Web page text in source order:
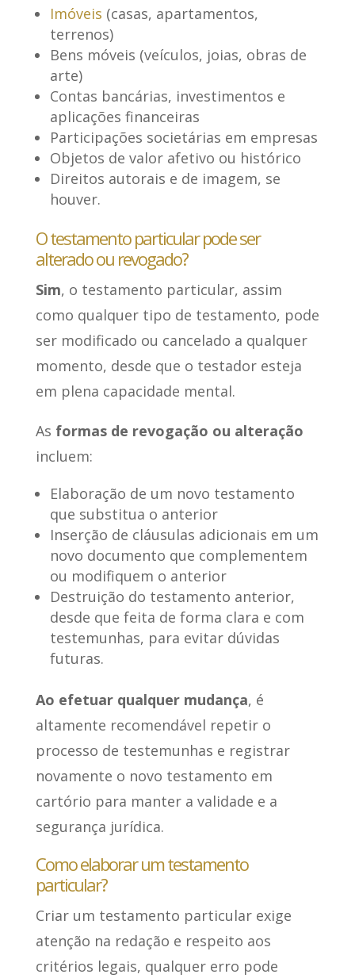
Imóveis (casas, apartamentos,
terrenos)
Bens móveis (veículos, joias, obras de
arte)
Contas bancárias, investimentos e
aplicações financeiras
Participações societárias em empresas
Objetos de valor afetivo ou histórico
Direitos autorais e de imagem, se
houver.
O testamento particular pode ser
alterado ou revogado?
Sim, o testamento particular, assim
como qualquer tipo de testamento, pode
ser modificado ou cancelado a qualquer
momento, desde que o testador esteja
em plena capacidade mental.
As formas de revogação ou alteração
incluem:
Elaboração de um novo testamento
que substitua o anterior
Inserção de cláusulas adicionais em um
novo documento que complementem
ou modifiquem o anterior
Destruição do testamento anterior,
desde que feita de forma clara e com
testemunhas, para evitar dúvidas
futuras.
Ao efetuar qualquer mudança, é
altamente recomendável repetir o
processo de testemunhas e registrar
novamente o novo testamento em
cartório para manter a validade e a
segurança jurídica.
Como elaborar um testamento
particular?
Criar um testamento particular exige
atenção na redação e respeito aos
critérios legais, qualquer erro pode